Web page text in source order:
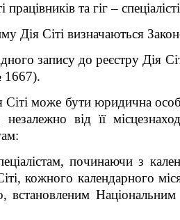
та гіг –
Дія Сіті визначаються
запису до реєстру Дія
1667).
може бути юридична
від її
починаючи з
кожного календарного